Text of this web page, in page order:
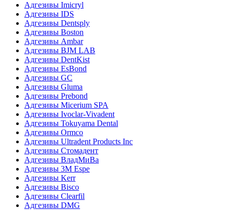
Адгезивы Imicryl
Адгезивы IDS
Адгезивы Dentsply
Адгезивы Boston
Адгезивы Ambar
Адгезивы BJM LAB
Адгезивы DentKist
Адгезивы EsBond
Адгезивы GC
Адгезивы Gluma
Адгезивы Prebond
Адгезивы Micerium SPA
Адгезивы Ivoclar-Vivadent
Адгезивы Tokuyama Dental
Адгезивы Ormco
Адгезивы Ultradent Products Inc
Адгезивы Стомадент
Адгезивы ВладМиВа
Адгезивы 3M Espe
Адгезивы Kerr
Адгезивы Bisco
Адгезивы Clearfil
Адгезивы DMG